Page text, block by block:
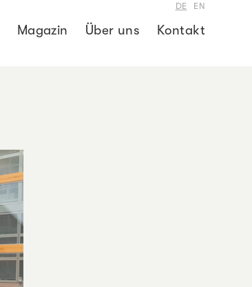
Magazin Über uns Kontakt
DE – DEUTSCH
EN